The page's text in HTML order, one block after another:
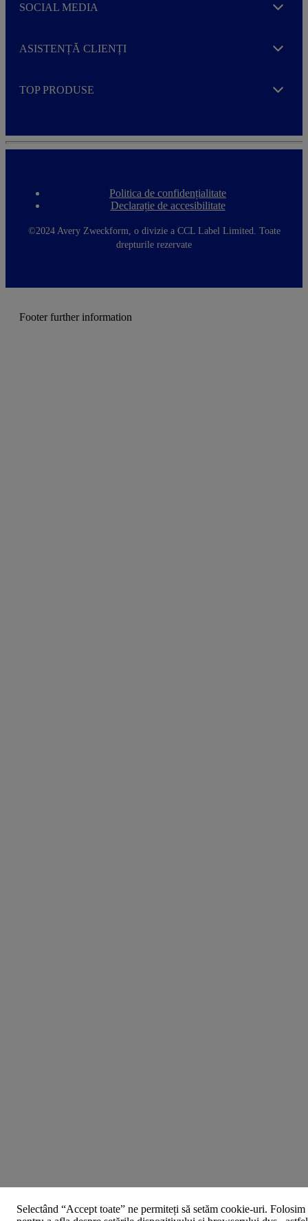
Selectând “Accept toate” ne permiteți să setăm cookie-uri.
SOCIAL MEDIA Expand
ASISTENȚĂ CLIENȚI Expand
TOP PRODUSE Expand
F
o
t
e
Politica de confidențialitate
Declarație de accesibilitate
©2024 Avery Zweckform, o divizie a CCL Label Limited. Toate
drepturile rezervate
Footer further information